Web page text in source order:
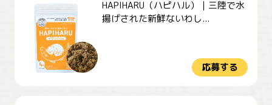
HAPIHARU（ハピハル）｜三陸で水
揚げされた新鮮ないわし...
応募する